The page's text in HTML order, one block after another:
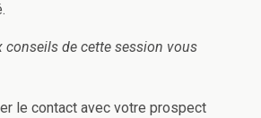
conseils de cette session vous
le contact avec votre prospect